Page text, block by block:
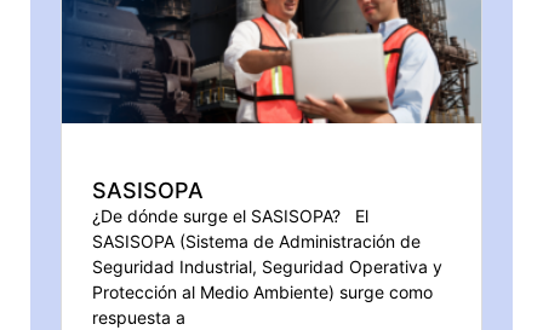
SASISOPA
¿De dónde surge el SASISOPA? El
SASISOPA (Sistema de Administración de
Seguridad Industrial, Seguridad Operativa y
Protección al Medio Ambiente) surge como
respuesta a